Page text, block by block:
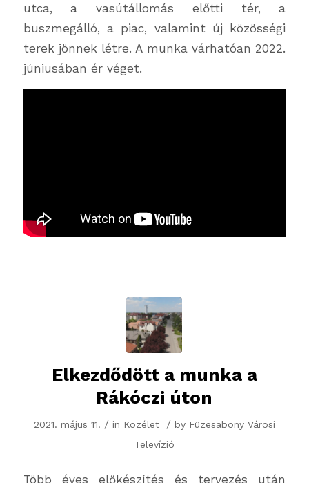
utca, a vasútállomás előtti tér, a
buszmegálló, a piac, valamint új közösségi
terek jönnek létre. A munka várhatóan 2022.
júniusában ér véget.
Elkezdődött a munka a
Rákóczi úton
2021. május 11. / in Közélet / by Füzesabony Városi
Televízió
Több éves előkészítés és tervezés után